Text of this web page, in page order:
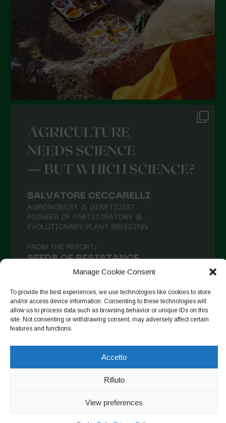
Manage Cookie Consent
To provide the best experiences, we use technologies like cookies to store
and/or access device information. Consenting to these technologies will
allow us to process data such as browsing behavior or unique IDs on this
site. Not consenting or withdrawing consent, may adversely affect certain
features and functions.
Accetto
Rifiuto
View preferences
Aprile 2022
Marzo 2022
Febbraio 2022
Gennaio 2022
Dicembre 2021
Novembre 2021
Settembre 2021
Agosto 2021
Luglio 2021
Aprile 2021
Febbraio 2021
Dicembre 2020
Novembre 2020
Ottobre 2020
Agosto 2020